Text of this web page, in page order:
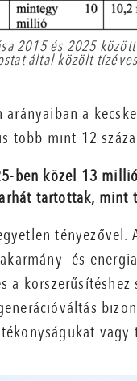
2015 és 2025
által közölt
a
több mint 12
ben közel 13
tartottak, mint
és
a korszerűsítéshez